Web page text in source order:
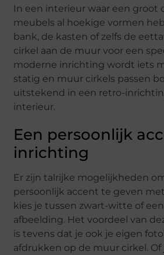
In een interieur waar een groot
meubels al hoekige vormen
bank, de kasten of zelfs de
cirkel aan de muur voor een
moderne inrichting wordt iets
statig en muur cirkels passen
uitstekend in een retro-
interieur.
Een persoonlijk
inrichting
Er zijn talrijke mogelijkheden
persoonlijk accent te geven
kies je tussen zwart-witte of
afbeelding. Het voordeel van
is tevens dat je ook je eigen
afdrukken op de muur cirkel. Of